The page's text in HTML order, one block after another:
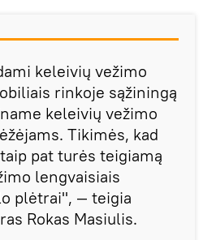
keleivių vežimo
rinkoje sąžiningą
keleivių vežimo
Tikimės, kad
pat turės teigiamą
lengvaisiais
plėtrai", — teigia
Rokas Masiulis.